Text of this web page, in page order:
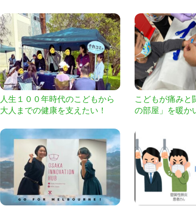
人生１００年時代のこどもから
大人までの健康を支えたい！
こどもが痛みと
の部屋」を暖か